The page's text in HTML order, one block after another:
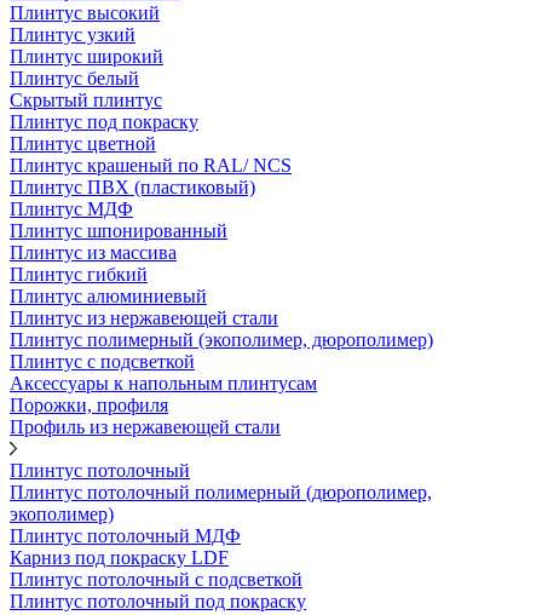
Плинтус высокий
Плинтус узкий
Плинтус широкий
Плинтус белый
Скрытый плинтус
Плинтус под покраску
Плинтус цветной
Плинтус крашеный по RAL/ NCS
Плинтус ПВХ (пластиковый)
Плинтус МДФ
Плинтус шпонированный
Плинтус из массива
Плинтус гибкий
Плинтус алюминиевый
Плинтус из нержавеющей стали
Плинтус полимерный (экополимер, дюрополимер)
Плинтус с подсветкой
Аксессуары к напольным плинтусам
Порожки, профиля
Профиль из нержавеющей стали
Плинтус потолочный
Плинтус потолочный полимерный (дюрополимер,
экополимер)
Плинтус потолочный МДФ
Карниз под покраску LDF
Плинтус потолочный с подсветкой
Плинтус потолочный под покраску